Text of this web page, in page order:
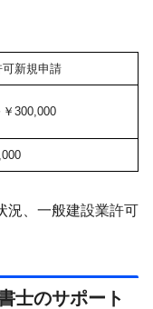
新規申請
￥300,000
況、一般建設業許可
士のサポート